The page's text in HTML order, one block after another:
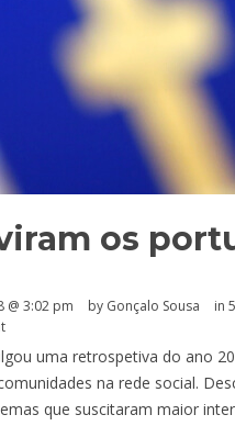
os
@ 3:02 pm by Gonçalo Sousa in
uma retrospetiva do ano
na rede social.
que suscitaram maior